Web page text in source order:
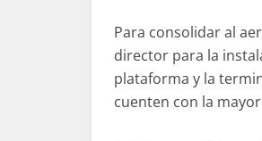
Para consolidar al
director para la
plataforma y la
cuenten con la